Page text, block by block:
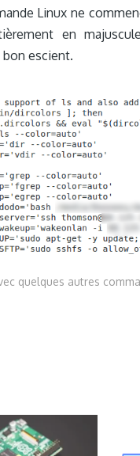
Linux ne
en
escient.
quelques autres